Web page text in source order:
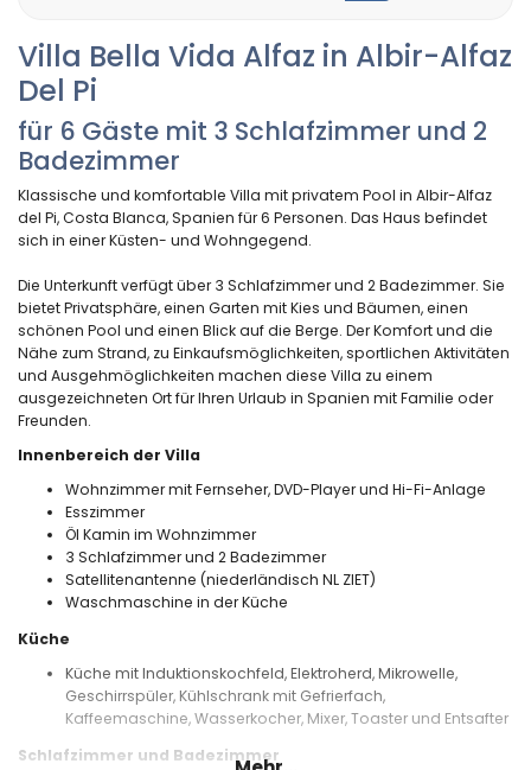
Villa Bella Vida Alfaz in Albir-Alfaz
Del Pi
für 6 Gäste mit 3 Schlafzimmer und 2
Badezimmer
Klassische und komfortable Villa mit privatem Pool in Albir-Alfaz
del Pi, Costa Blanca, Spanien für 6 Personen. Das Haus befindet
sich in einer Küsten- und Wohngegend.
Die Unterkunft verfügt über 3 Schlafzimmer und 2 Badezimmer. Sie
bietet Privatsphäre, einen Garten mit Kies und Bäumen, einen
schönen Pool und einen Blick auf die Berge. Der Komfort und die
Nähe zum Strand, zu Einkaufsmöglichkeiten, sportlichen Aktivitäten
und Ausgehmöglichkeiten machen diese Villa zu einem
ausgezeichneten Ort für Ihren Urlaub in Spanien mit Familie oder
Freunden.
Innenbereich der Villa
Wohnzimmer mit Fernseher, DVD-Player und Hi-Fi-Anlage
Esszimmer
Öl Kamin im Wohnzimmer
3 Schlafzimmer und 2 Badezimmer
Satellitenantenne (niederländisch NL ZIET)
Waschmaschine in der Küche
Küche
Küche mit Induktionskochfeld, Elektroherd, Mikrowelle,
Geschirrspüler, Kühlschrank mit Gefrierfach,
Kaffeemaschine, Wasserkocher, Mixer, Toaster und Entsafter
Schlafzimmer und Badezimmer